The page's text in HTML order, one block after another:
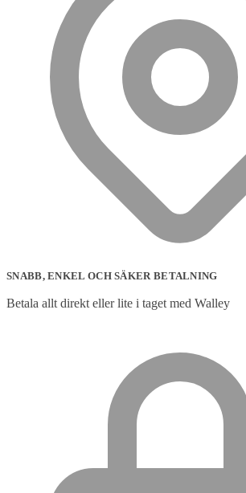
SNABB, ENKEL OCH SÄKER BETALNING
Betala allt direkt eller lite i taget med Walley